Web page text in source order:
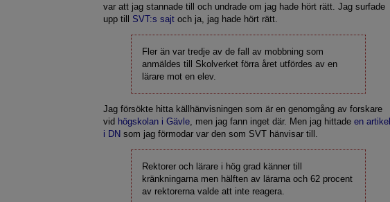
var att jag stannade till och undrade om jag hade hört rätt. Jag surfade
upp till SVT:s sajt och ja, jag hade hört rätt.
Fler än var tredje av de fall av mobbning som
anmäldes till Skolverket förra året utfördes av en
lärare mot en elev.
Jag försökte hitta källhänvisningen som är en genomgång av forskare
vid högskolan i Gävle, men jag fann inget där. Men jag hittadeen artikel
i DN som jag förmodar var den som SVT hänvisar till.
Rektorer och lärare i hög grad känner till
kränkningarna men hälften av lärarna och 62 procent
av rektorerna valde att inte reagera.